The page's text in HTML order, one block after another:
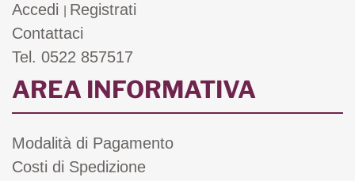
Accedi
Registrati
Contattaci
Tel. 0522 857517
AREA INFORMATIVA
Modalità di Pagamento
Costi di Spedizione